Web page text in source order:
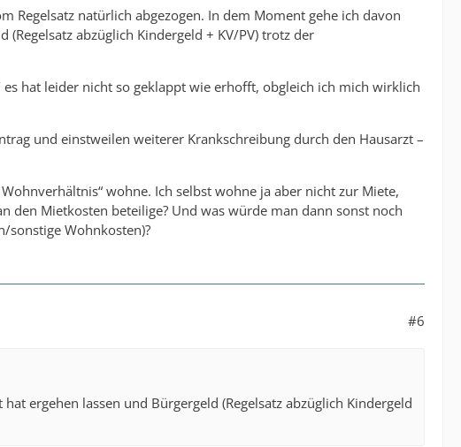
Regelsatz natürlich abgezogen. In dem Moment gehe ich davon
(Regelsatz abzüglich Kindergeld + KV/PV) trotz der
hat leider nicht so geklappt wie erhofft, obgleich ich mich wirklich
und einstweilen weiterer Krankschreibung durch den Hausarzt –
wohne. Ich selbst wohne ja aber nicht zur Miete,
den Mietkosten beteilige? Und was würde man dann sonst noch
sonstige Wohnkosten)?
#6
ergehen lassen und Bürgergeld (Regelsatz abzüglich Kindergeld